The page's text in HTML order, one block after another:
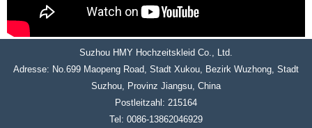
Suzhou HMY Hochzeitskleid Co., Ltd.
Adresse: No.699 Maopeng Road, Stadt Xukou, Bezirk Wuzhong, Stadt
Suzhou, Provinz Jiangsu, China
Postleitzahl: 215164
Tel: 0086-13862046929